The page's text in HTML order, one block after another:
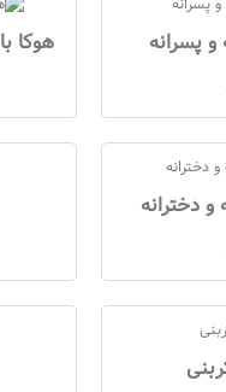
هوکا باند 8 آبی روشن